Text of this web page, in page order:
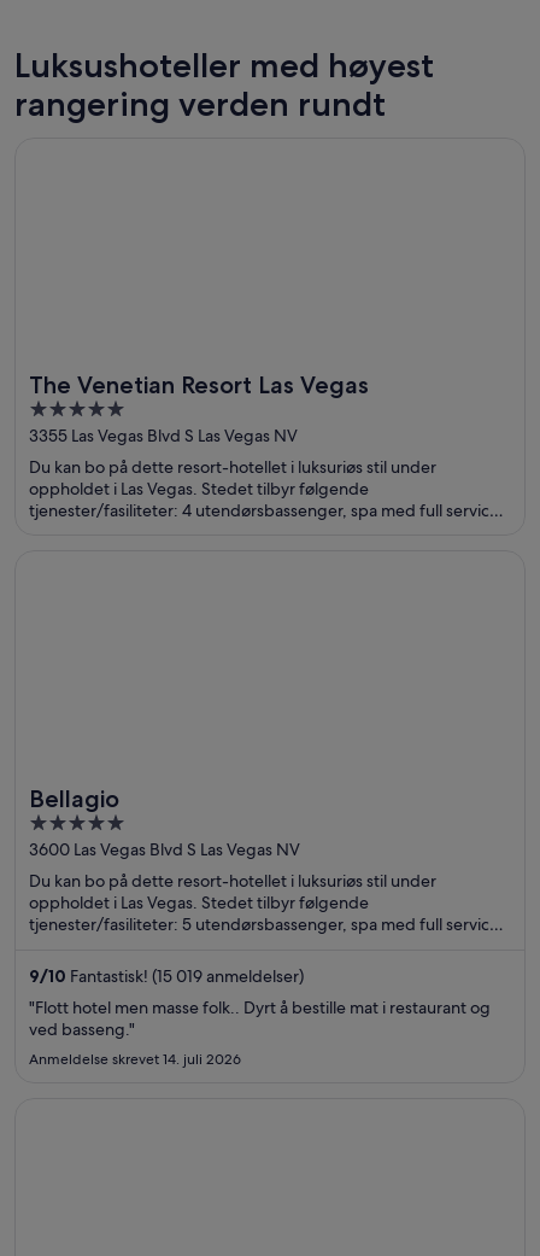
Las Vegas
189 luksushoteller
Luksushoteller med høyest
rangering verden rundt
The Venetian Resort Las Vegas
5
out
of
5
3355 Las Vegas Blvd S Las Vegas NV
Du kan bo på dette resort-hotellet i luksuriøs stil under
oppholdet i Las Vegas. Stedet tilbyr følgende
tjenester/fasiliteter: 4 utendørsbassenger, spa med full service
Bellagio
5
out
of
5
3600 Las Vegas Blvd S Las Vegas NV
Du kan bo på dette resort-hotellet i luksuriøs stil under
oppholdet i Las Vegas. Stedet tilbyr følgende
tjenester/fasiliteter: 5 utendørsbassenger, spa med full service
spesielt fornøyd med bassenget og restauranten. Populære
severdigheter som Bellagio Casino og The Cosmopolitan Casino
ligger dessuten ikke langt unna.
9/10 Fantastisk! (15 019 anmeldelser)
"Flott hotel men masse folk.. Dyrt å bestille mat i restaurant og
ved basseng."
Anmeldelse skrevet 14. juli 2026